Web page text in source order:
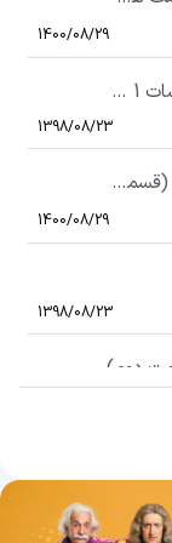
1400/08/29
50 تست نمودار شناسی ( مخصوص جلسات 1 تا 9 )
1398/08/23
تابع (قسمت نهم)، توابع صعودی و نزولی (قسمت دوم)، دامنه و برد تابع (قسمت اول)
1400/08/29
1398/08/23
دوم)
1400/08/29